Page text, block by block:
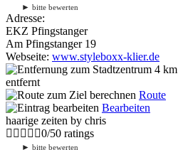
► bitte bewerten
Adresse:
EKZ Pfingstanger
Am Pfingstanger 19
Webseite: www.styleboxx-klier.de
4 km
entfernt
Route
Bearbeiten
haarige zeiten by chris
0/50 ratings
► bitte bewerten